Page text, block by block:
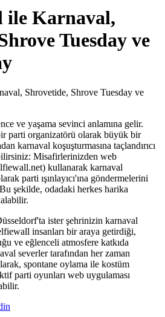
ile Karnaval,
Tuesday ve
ve yaşama sevinci anlamına gelir.
parti organizatörü olarak büyük bir
karnaval koşuşturmasına taçlandırıcı
Misafirlerinizden web
kullanarak karnaval
parti ışınlayıcı'ına göndermelerini
şekilde, odadaki herkes harika
ister şehrinizin karnaval
insanları bir araya getirdiği,
ve eğlenceli atmosfere katkıda
severler tarafından her zaman
spontane oylama ile kostüm
parti oyunları web uygulaması